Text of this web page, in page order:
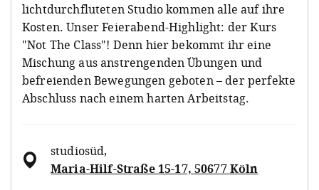
lichtdurchfluteten Studio kommen alle auf ihre
Kosten. Unser Feierabend-Highlight: der Kurs
"Not The Class"! Denn hier bekommt ihr eine
Mischung aus anstrengenden Übungen und
befreienden Bewegungen geboten – der perfekte
Abschluss nach einem harten Arbeitstag.
studiosüd,
Maria-Hilf-Straße 15-17, 50677 Köln